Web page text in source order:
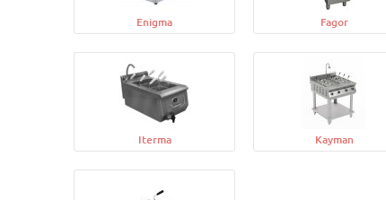
Enigma Fagor
Iterma Kayman